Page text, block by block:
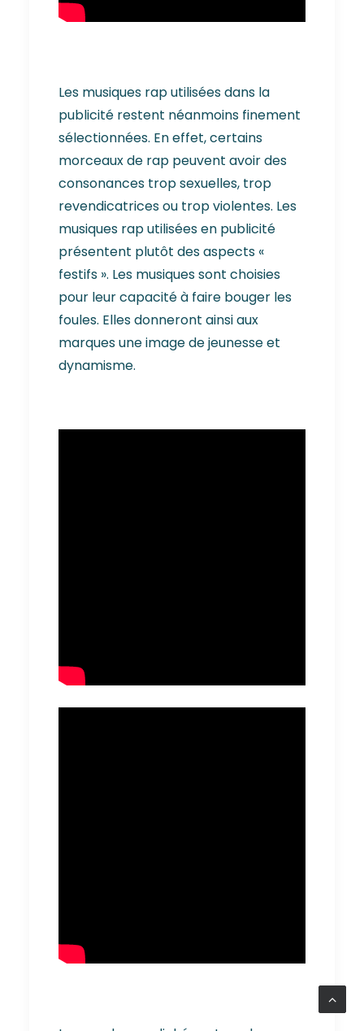
Les musiques rap utilisées dans la
publicité restent néanmoins finement
sélectionnées. En effet, certains
morceaux de rap peuvent avoir des
consonances trop sexuelles, trop
revendicatrices ou trop violentes. Les
musiques rap utilisées en publicité
présentent plutôt des aspects «
festifs ». Les musiques sont choisies
pour leur capacité à faire bouger les
foules. Elles donneront ainsi aux
marques une image de jeunesse et
dynamisme.